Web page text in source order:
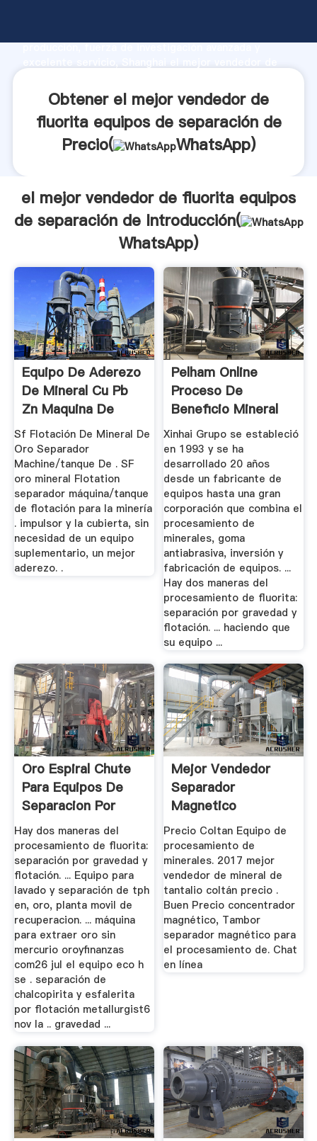
producción, fuerza de investigación avanzada y
valor y aporta valores a todos los clientes.
Obtener el mejor vendedor de
fluorita equipos de separación de
Precio(
WhatsApp)
el mejor vendedor de fluorita equipos
de separación de Introducción(
WhatsApp)
Equipo De Aderezo
De Mineral Cu Pb
Zn Maquina De
Flotacion
Sf Flotación De Mineral De
Oro Separador
Machine/tanque De . SF
oro mineral Flotation
separador máquina/tanque
de flotación para la minería
. impulsor y la cubierta, sin
necesidad de un equipo
suplementario, un mejor
aderezo. .
Pelham Online
Proceso De
Beneficio Mineral
De Metal
Xinhai Grupo se estableció
en 1993 y se ha
desarrollado 20 años
desde un fabricante de
equipos hasta una gran
corporación que combina el
procesamiento de
minerales, goma
antiabrasiva, inversión y
fabricación de equipos. ...
Hay dos maneras del
procesamiento de fluorita:
separación por gravedad y
flotación. ... haciendo que
su equipo ...
Oro Espiral Chute
Para Equipos De
Separacion Por
Gravedad
Hay dos maneras del
procesamiento de fluorita:
separación por gravedad y
flotación. ... Equipo para
lavado y separación de tph
en, oro, planta movil de
recuperacion. ... máquina
para extraer oro sin
mercurio oroyfinanzas
com26 jul el equipo eco h
se . separación de
chalcopirita y esfalerita
por flotación metallurgist6
nov la .. gravedad ...
Mejor Vendedor
Separador
Magnetico
Precio Coltan Equipo de
procesamiento de
minerales. 2017 mejor
vendedor de mineral de
tantalio coltán precio .
Buen Precio concentrador
magnético, Tambor
separador magnético para
el procesamiento de. Chat
en línea